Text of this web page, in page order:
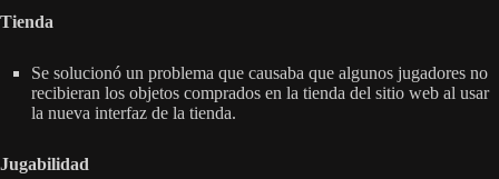
Tienda
Se solucionó un problema que causaba que algunos jugadores no
recibieran los objetos comprados en la tienda del sitio web al usar
la nueva interfaz de la tienda.
Jugabilidad